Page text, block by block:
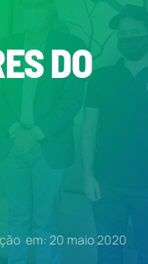
DO
em: 20 maio 2020